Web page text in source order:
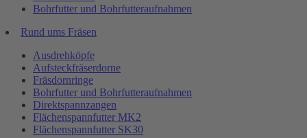
Bohrfutter und Bohrfutteraufnahmen
Rund ums Fräsen
Ausdrehköpfe
Aufsteckfräserdorne
Fräsdornringe
Bohrfutter und Bohrfutteraufnahmen
Direktspannzangen
Flächenspannfutter MK2
Flächenspannfutter SK30